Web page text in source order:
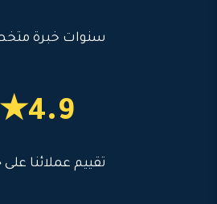
سنوات خبرة
4.9★
تقييم عملائنا